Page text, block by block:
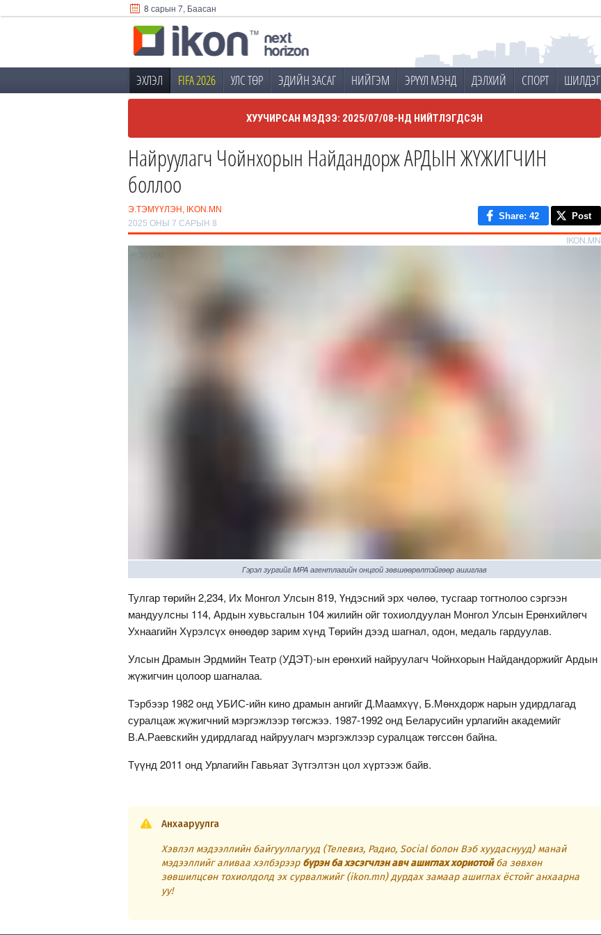
8 сарын 7, Баасан
ЭХЛЭЛ FIFA 2026 УЛС ТӨР ЭДИЙН ЗАСАГ НИЙГЭМ ЭРҮҮЛ МЭНД ДЭЛХИЙ СПОРТ ШИЛДЭГ
ХУУЧИРСАН МЭДЭЭ: 2025/07/08-НД НИЙТЛЭГДСЭН
Найруулагч Чойнхорын Найдандорж АРДЫН ЖҮЖИГЧИН
боллоо
Э.ТЭМҮҮЛЭН, IKON.MN
2025 ОНЫ 7 САРЫН 8
Share: 42 Post
IKON.MN
Гэрэл зургийг MPA агентлагийн онцгой зөвшөөрөлтэйгөөр ашиглав
Тулгар төрийн 2,234, Их Монгол Улсын 819, Үндэсний эрх чөлөө, тусгаар тогтнолоо сэргээн
мандуулсны 114, Ардын хувьсгалын 104 жилийн ойг тохиолдуулан Монгол Улсын Ерөнхийлөгч
Ухнаагийн Хүрэлсүх өнөөдөр зарим хүнд Төрийн дээд шагнал, одон, медаль гардуулав.
Улсын Драмын Эрдмийн Театр (УДЭТ)-ын ерөнхий найруулагч Чойнхорын Найдандоржийг Ардын
жүжигчин цолоор шагналаа.
Тэрбээр 1982 онд УБИС-ийн кино драмын ангийг Д.Маамхүү, Б.Мөнхдорж нарын удирдлагад
суралцаж жүжигчний мэргэжлээр төгсжээ. 1987-1992 онд Беларусийн урлагийн академийг
В.А.Раевскийн удирдлагад найруулагч мэргэжлээр суралцаж төгссөн байна.
Түүнд 2011 онд Урлагийн Гавьяат Зүтгэлтэн цол хүртээж байв.
Анхааруулга
Хэвлэл мэдээллийн байгууллагууд (Телевиз, Радио, Social болон Вэб хуудаснууд) манай
мэдээллийг аливаа хэлбэрээр бүрэн ба хэсэгчлэн авч ашиглах хориотойба зөвхөн
зөвшилцсөн тохиолдолд эх сурвалжийг (ikon.mn) дурдах замаар ашиглах ёстойг анхаарна
уу!